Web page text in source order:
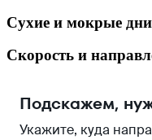
Сухие и мокрые
Скорость и
Подскажем,
Укажите, куда